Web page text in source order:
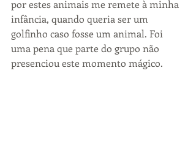
por estes animais me remete à minha
infância, quando queria ser um
golfinho caso fosse um animal. Foi
uma pena que parte do grupo não
presenciou este momento mágico.